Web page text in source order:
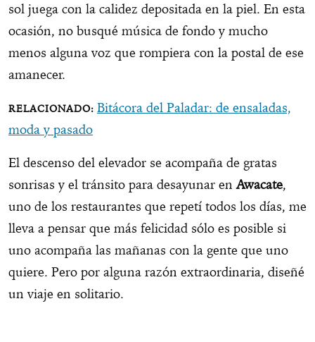
sol juega con la calidez depositada en la piel. En esta
ocasión, no busqué música de fondo y mucho
menos alguna voz que rompiera con la postal de ese
amanecer.
Bitácora del Paladar: de ensaladas,
moda y pasado
El descenso del elevador se acompaña de gratas
sonrisas y el tránsito para desayunar enAwacate,
uno de los restaurantes que repetí todos los días, me
lleva a pensar que más felicidad sólo es posible si
uno acompaña las mañanas con la gente que uno
quiere. Pero por alguna razón extraordinaria, diseñé
un viaje en solitario.